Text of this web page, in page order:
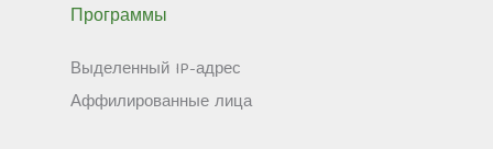
Программы
Выделенный IP-адрес
Аффилированные лица